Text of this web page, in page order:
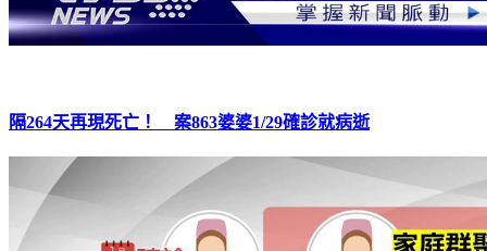
隔264天再現死亡！ 案863婆婆1/29確診就病逝